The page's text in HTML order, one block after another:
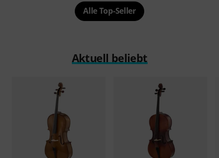
Alle Top-Seller
Aktuell beliebt